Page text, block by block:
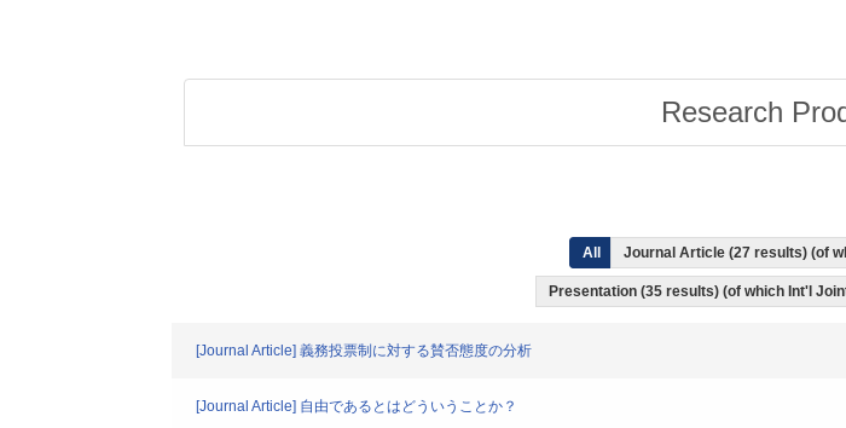
Research
All Journal Article (27 results) (of
Presentation (35 results) (of which Int'l
[Journal Article] 義務投票制に対する賛否態度の分析
[Journal Article] 自由であるとはどういうことか？